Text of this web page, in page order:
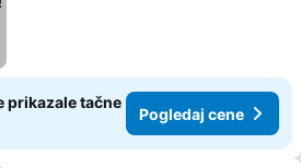
prikazale tačne
Pogledaj cene